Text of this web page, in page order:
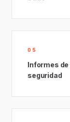
05
Informes
seguridad